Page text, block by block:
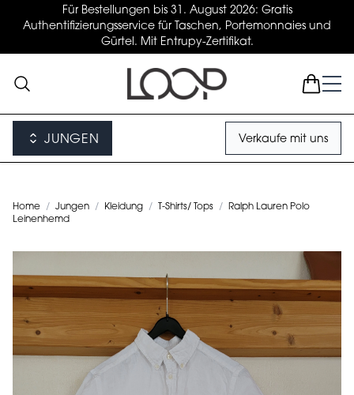
Für Bestellungen bis 31. August 2026: Gratis
Authentifizierungsservice für Taschen, Portemonnaies und
Gürtel. Mit Entrupy-Zertifikat.
JUNGEN Verkaufe mit uns
Home / Jungen / Kleidung / T-Shirts/ Tops /
Ralph Lauren Polo
Leinenhemd